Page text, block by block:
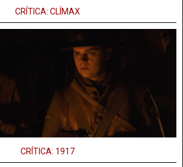
CRÍTICA: CLÍMAX
CRÍTICA: 1917